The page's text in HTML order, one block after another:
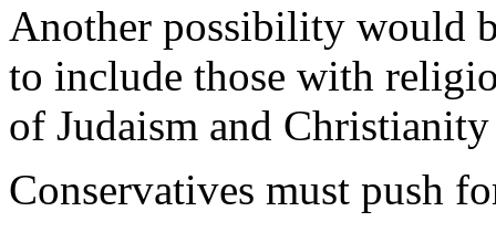
Another possibility would
to include those with
of Judaism and Christianity
Conservatives must push